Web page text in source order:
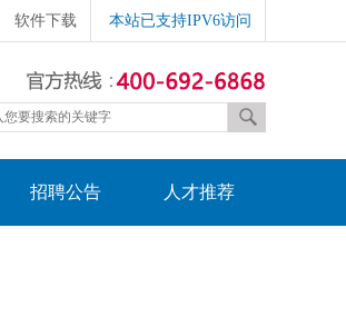
软件下载 本站已支持IPV6访问
招聘公告 人才推荐